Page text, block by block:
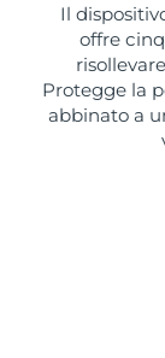
Il
offre
Protegge la
abbinato a